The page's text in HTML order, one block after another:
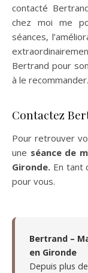
contacté
chez moi me
séances,
Bertrand pour
à le recommander.
Contactez
Pour retrouver
une séance de
Gironde. En tant
pour vous.
Bertrand –
en Gironde
Depuis plus